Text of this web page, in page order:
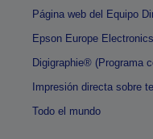
Página web del Equipo
Epson Europe Electronics
Digigraphie® (Programa
Impresión directa sobre
Todo el mundo